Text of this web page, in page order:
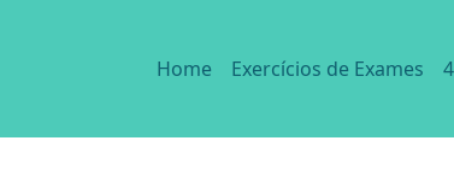
Home Exercícios de Exames